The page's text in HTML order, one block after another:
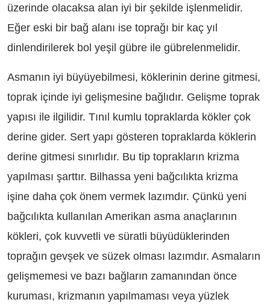
üzerinde olacaksa alan iyi bir şekilde işlenmelidir.
Eğer eski bir bağ alanı ise toprağı bir kaç yıl
dinlendirilerek bol yeşil gübre ile gübrelenmelidir.
Asmanın iyi büyüyebilmesi, köklerinin derine gitmesi,
toprak içinde iyi gelişmesine bağlıdır. Gelişme toprak
yapısı ile ilgilidir. Tınıl kumlu topraklarda kökler çok
derine gider. Sert yapı gösteren topraklarda köklerin
derine gitmesi sınırlıdır. Bu tip toprakların krizma
yapılması şarttır. Bilhassa yeni bağcılıkta krizma
işine daha çok önem vermek lazımdır. Çünkü yeni
bağcılıkta kullanılan Amerikan asma anaçlarının
kökleri, çok kuvvetli ve süratli büyüdüklerinden
toprağın gevşek ve süzek olması lazımdır. Asmaların
gelişmemesi ve bazı bağların zamanından önce
kuruması, krizmanın yapılmaması veya yüzlek